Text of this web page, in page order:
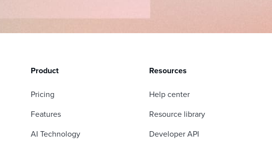
Product
Pricing
Features
AI Technology
Resources
Help center
Resource library
Developer API